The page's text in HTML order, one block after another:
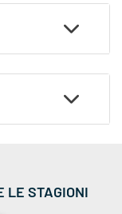
LE STAGIONI